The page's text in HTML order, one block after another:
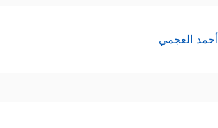
أحمد العجمي